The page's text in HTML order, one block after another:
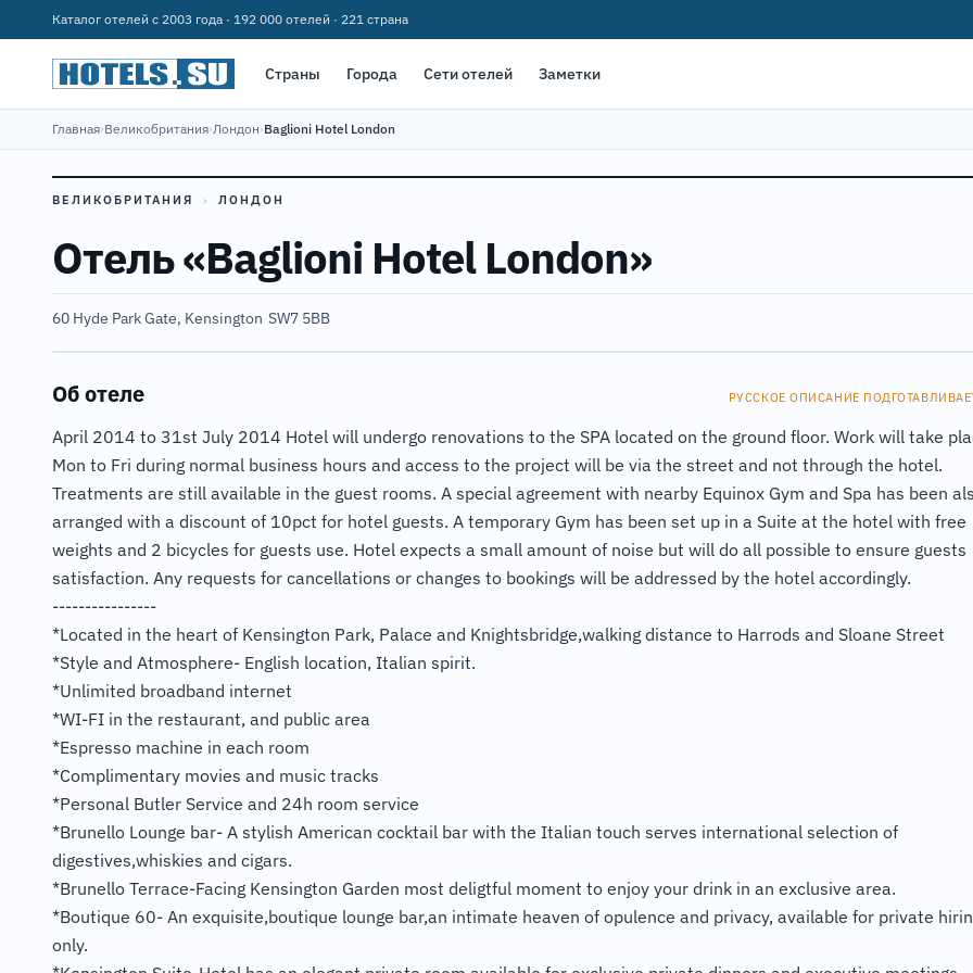
Каталог отелей с 2003 года · 192 000 отелей · 221 страна
Страны Города Сети отелей Заметки
Главная›Великобритания›Лондон›Baglioni Hotel London
ВЕЛИКОБРИТАНИЯ › ЛОНДОН
Отель «Baglioni Hotel London»
60 Hyde Park Gate, Kensington·SW7 5BB
Об отеле РУССКОЕ ОПИСАНИЕ
April 2014 to 31st July 2014 Hotel will undergo renovations to the SPA located on the ground floor. Work will take
Mon to Fri during normal business hours and access to the project will be via the street and not through the hotel.
Treatments are still available in the guest rooms. A special agreement with nearby Equinox Gym and Spa has been
arranged with a discount of 10pct for hotel guests. A temporary Gym has been set up in a Suite at the hotel with free
weights and 2 bicycles for guests use. Hotel expects a small amount of noise but will do all possible to ensure guests
satisfaction. Any requests for cancellations or changes to bookings will be addressed by the hotel accordingly.
----------------
*Located in the heart of Kensington Park, Palace and Knightsbridge,walking distance to Harrods and Sloane Street
*Style and Atmosphere- English location, Italian spirit.
*Unlimited broadband internet
*WI-FI in the restaurant, and public area
*Espresso machine in each room
*Complimentary movies and music tracks
*Personal Butler Service and 24h room service
*Brunello Lounge bar- A stylish American cocktail bar with the Italian touch serves international selection of
digestives,whiskies and cigars.
*Brunello Terrace-Facing Kensington Garden most deligtful moment to enjoy your drink in an exclusive area.
*Boutique 60- An exquisite,boutique lounge bar,an intimate heaven of opulence and privacy, available for private
only.